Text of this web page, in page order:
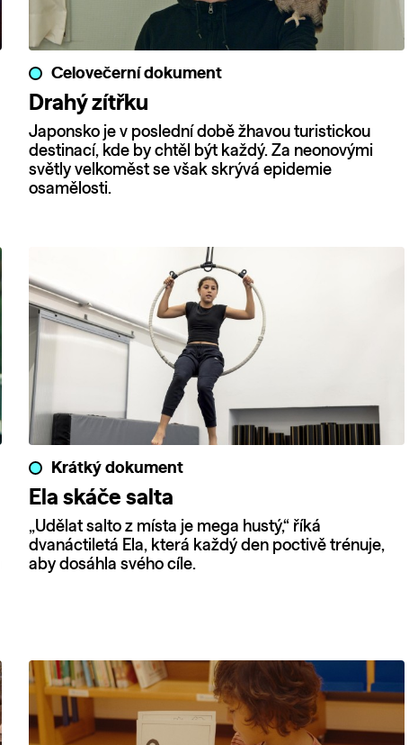
Celovečerní dokument
Drahý zítřku
Japonsko je v poslední době žhavou turistickou
destinací, kde by chtěl být každý. Za neonovými
světly velkoměst se však skrývá epidemie
osamělosti.
Krátký dokument
Ela skáče salta
„Udělat salto z místa je mega hustý,“ říká
dvanáctiletá Ela, která každý den poctivě trénuje,
aby dosáhla svého cíle.